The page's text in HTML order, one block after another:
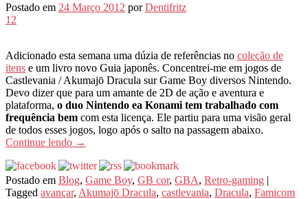
Postado em 24 Março 2012 porDentifritz
12
Adicionado esta semana uma dúzia de referências no coleção de
itens e um livro novo Guia japonês. Concentrei-me em jogos de
Castlevania / Akumajō Dracula sur Game Boy diversos Nintendo.
Devo dizer que para um amante de 2D de ação e aventura e
plataforma, o duo Nintendo ea Konami tem trabalhado com
frequência bem com esta licença. Ele partiu para uma visão geral
de todos esses jogos, logo após o salto na passagem abaixo.
Continue lendo →
Postado em Blog, Game Boy, GB cor, GBA, Retro-gaming |
Tagged avançar, Akumajō Dracula, castlevania, Dracula, Famicom